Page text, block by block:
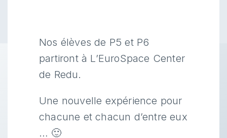
Nos élèves de P5 et P6
partiront à L’EuroSpace Center
de Redu.
Une nouvelle expérience pour
chacune et chacun d’entre eux
… 🙂